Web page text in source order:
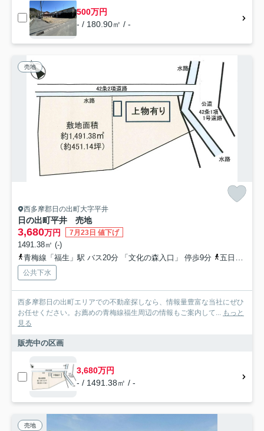
500万円
- / 180.90㎡ / -
売地
西多摩郡日の出町大字平井
日の出町平井 売地
3,680万円 7月23日 値下げ
1491.38㎡ (-)
青梅線「福生」駅 バス20分 「文化の森入口」 停歩9分
五日市線「武蔵増戸」駅 徒歩28分
公共下水
西多摩郡日の出町エリアでの不動産探しなら、情報量豊富な当社にぜひ
お任せください。お薦めの青梅線福生周辺の情報もご案内して... もっと
見る
販売中の区画
3,680万円
- / 1491.38㎡ / -
売地